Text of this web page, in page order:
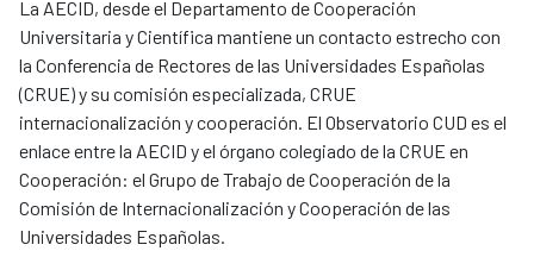
La AECID, desde el Departamento de Cooperación
Universitaria y Científica mantiene un contacto estrecho con
la Conferencia de Rectores de las Universidades Españolas
(CRUE) y su comisión especializada, CRUE
internacionalización y cooperación. El Observatorio CUD es el
enlace entre la AECID y el órgano colegiado de la CRUE en
Cooperación: el Grupo de Trabajo de Cooperación de la
Comisión de Internacionalización y Cooperación de las
Universidades Españolas.